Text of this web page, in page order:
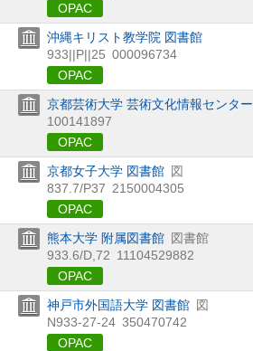
OPAC
沖縄キリスト教学院 図書館
933||P||25 000096734
OPAC
京都芸術大学 芸術文化情報センター
100141897
OPAC
京都女子大学 図書館 図
837.7/P37 2150004305
OPAC
熊本大学 附属図書館 図書館
933.6/D,72 11104529882
OPAC
神戸市外国語大学 図書館 図
N933-27-24 350470742
OPAC